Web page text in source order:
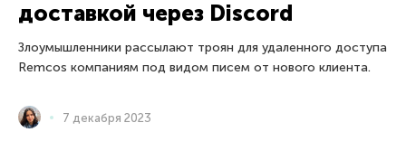
доставкой через Discord
Злоумышленники рассылают троян для удаленного доступа
Remcos компаниям под видом писем от нового клиента.
7 декабря 2023